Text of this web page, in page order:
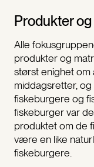
Produkter
Alle
produkter og
størst enighet om
middagsretter,
fiskeburgere og
fiskeburger var
produktet om de
være en like
fiskeburgere.